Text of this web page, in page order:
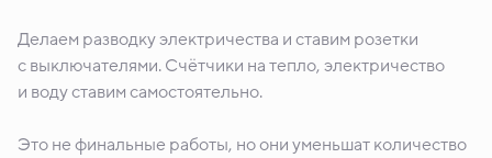
Делаем разводку электричества и ставим розетки
с выключателями. Счётчики на тепло, электричество
и воду ставим самостоятельно.
Это не финальные работы, но они уменьшат количество